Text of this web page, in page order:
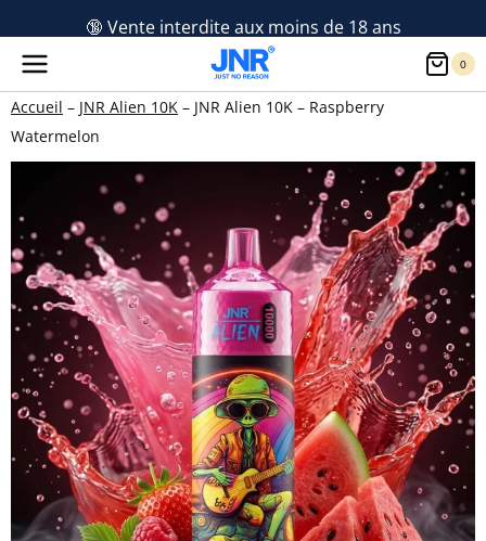
contenu
🔞 Vente interdite aux moins de 18 ans
0
Accueil – JNR Alien 10K – JNR Alien 10K – Raspberry
Watermelon